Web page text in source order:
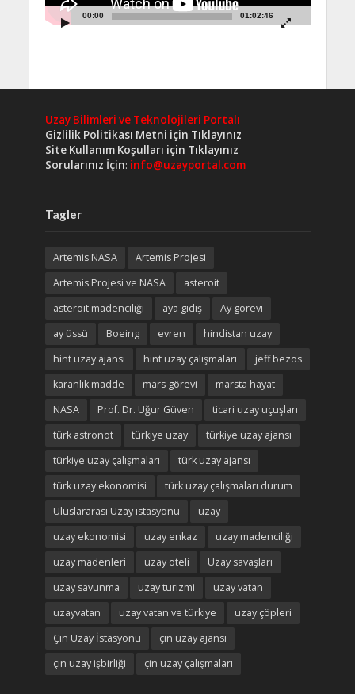
00:00 01:02:46
Uzay Bilimleri ve Teknolojileri Portalı
Gizlilik Politikası Metni için Tıklayınız
Site Kullanım Koşulları için Tıklayınız
Sorularınız İçin: info@uzayportal.com
Tagler
Artemis NASA
Artemis Projesi
Artemis Projesi ve NASA
asteroit
asteroit madenciliği
aya gidiş
Ay gorevi
ay üssü
Boeing evren
hindistan uzay
hint uzay ajansı
hint uzay çalışmaları
jeff bezos
karanlık madde
mars görevi
marsta hayat
NASA
Prof. Dr. Uğur Güven
ticari uzay uçuşları
türk astronot
türkiye uzay
türkiye uzay ajansı
türkiye uzay çalışmaları
türk uzay ajansı
türk uzay ekonomisi
türk uzay çalışmaları durum
Uluslararası Uzay istasyonu
uzay
uzay ekonomisi
uzay enkaz
uzay madenciliği
uzay madenleri
uzay oteli
Uzay savaşları
uzay savunma
uzay turizmi
uzay vatan
uzayvatan
uzay vatan ve türkiye
uzay çöpleri
Çin Uzay İstasyonu
çin uzay ajansı
çin uzay işbirliği
çin uzay çalışmaları